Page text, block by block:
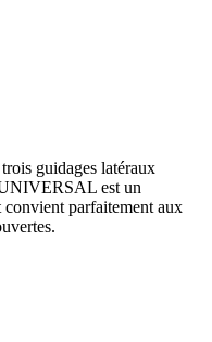
guidages latéraux
est un
convient parfaitement aux